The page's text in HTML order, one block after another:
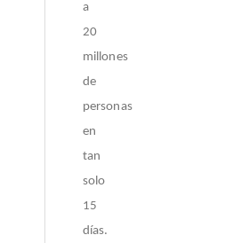
a
20
millones
de
personas
en
tan
solo
15
días.